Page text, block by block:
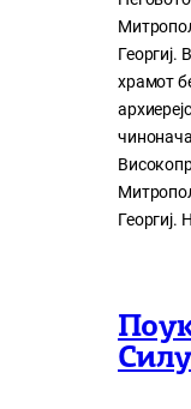
Георгиј.
храмот
Георгиј.